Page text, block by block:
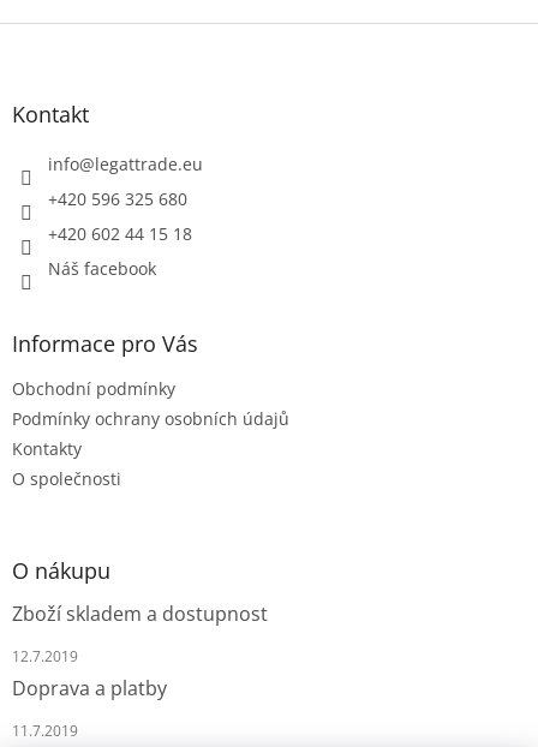
Z
Kontakt
info@legattrade.eu
+420 596 325 680
+420 602 44 15 18
Náš facebook
Informace pro Vás
Obchodní podmínky
Podmínky ochrany osobních údajů
Kontakty
O společnosti
O nákupu
Zboží skladem a dostupnost
12.7.2019
Doprava a platby
11.7.2019